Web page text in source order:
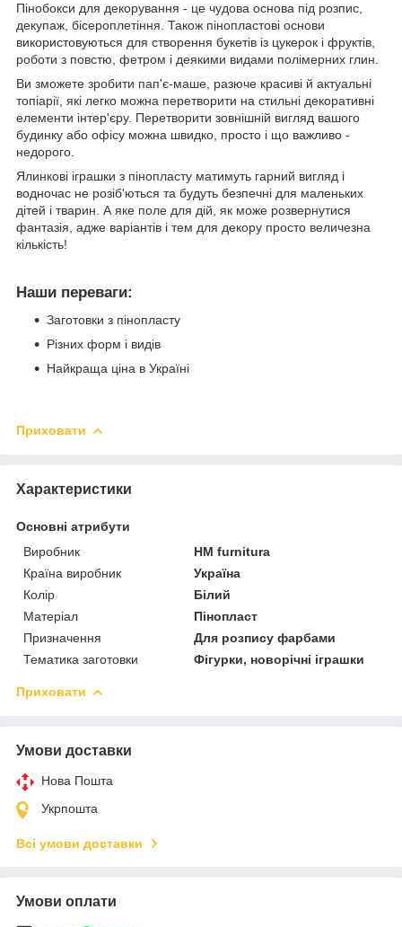
Пінобокси для декорування - це чудова основа під розпис,
декупаж, бісероплетіння. Також пінопластові основи
використовуються для створення букетів із цукерок і фруктів,
роботи з повстю, фетром і деякими видами полімерних глин.
Ви зможете зробити пап'є-маше, разюче красиві й актуальні
топіарії, які легко можна перетворити на стильні декоративні
елементи інтер'єру. Перетворити зовнішній вигляд вашого
будинку або офісу можна швидко, просто і що важливо -
недорого.
Ялинкові іграшки з пінопласту матимуть гарний вигляд і
водночас не розіб'ються та будуть безпечні для маленьких
дітей і тварин. А яке поле для дій, як може розвернутися
фантазія, адже варіантів і тем для декору просто величезна
кількість!
Наши переваги:
Заготовки з пінопласту
Різних форм і видів
Найкраща ціна в Україні
Приховати
Характеристики
Основні атрибути
Виробник
HM furnitura
Країна виробник
Україна
Колір
Білий
Матеріал
Пінопласт
Призначення
Для розпису фарбами
Тематика заготовки
Фігурки, новорічні іграшки
Приховати
Умови доставки
Нова Пошта
Укрпошта
Всі умови доставки
Умови оплати